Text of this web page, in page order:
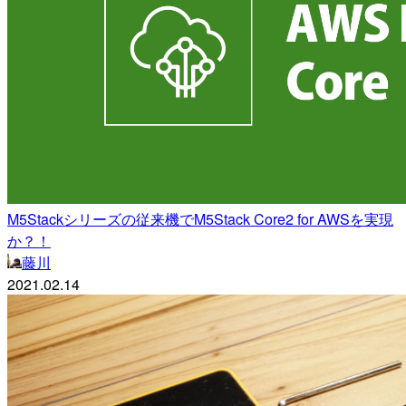
M5Stackシリーズの従来機でM5Stack Core2 for AWSを実現
か？！
藤川
2021.02.14